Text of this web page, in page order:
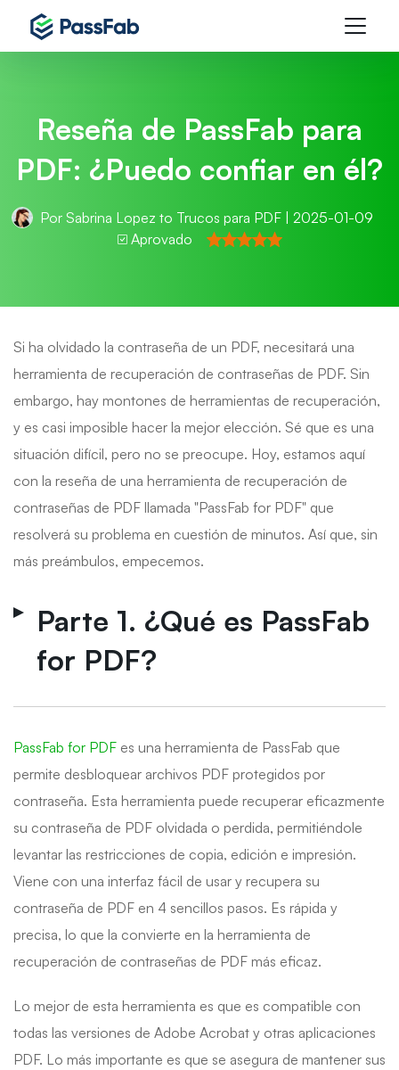
Reseña de PassFab para
PDF: ¿Puedo confiar en él?
Por Sabrina Lopez to Trucos para PDF | 2025-01-09
Aprovado
Si ha olvidado la contraseña de un PDF, necesitará una
herramienta de recuperación de contraseñas de PDF. Sin
embargo, hay montones de herramientas de recuperación,
y es casi imposible hacer la mejor elección. Sé que es una
situación difícil, pero no se preocupe. Hoy, estamos aquí
con la reseña de una herramienta de recuperación de
contraseñas de PDF llamada "PassFab for PDF" que
resolverá su problema en cuestión de minutos. Así que, sin
más preámbulos, empecemos.
Parte 1. ¿Qué es PassFab
for PDF?
PassFab for PDF es una herramienta de PassFab que
permite desbloquear archivos PDF protegidos por
contraseña. Esta herramienta puede recuperar eficazmente
su contraseña de PDF olvidada o perdida, permitiéndole
levantar las restricciones de copia, edición e impresión.
Viene con una interfaz fácil de usar y recupera su
contraseña de PDF en 4 sencillos pasos. Es rápida y
precisa, lo que la convierte en la herramienta de
recuperación de contraseñas de PDF más eficaz.
Lo mejor de esta herramienta es que es compatible con
todas las versiones de Adobe Acrobat y otras aplicaciones
PDF. Lo más importante es que se asegura de mantener sus